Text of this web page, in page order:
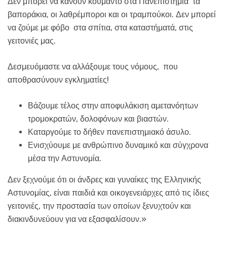
βαποράκια, οι λαθρέμποροι και οι τραμπούκοι. Δεν μπορεί
να ζούμε με φόβο στα σπίτια, στα καταστήματά, στις
γειτονιές μας.
Δεσμευόμαστε να αλλάξουμε τους νόμους, που
αποθρασύνουν εγκληματίες!
Βάζουμε τέλος στην αποφυλάκιση αμετανόητων
τρομοκρατών, δολοφόνων και βιαστών.
Καταργούμε το δήθεν πανεπιστημιακό άσυλο.
Ενισχύουμε με ανθρώπινο δυναμικό και σύγχρονα
μέσα την Αστυνομία.
Δεν ξεχνούμε ότι οι άνδρες και γυναίκες της Ελληνικής
Αστυνομίας, είναι παιδιά και οικογενειάρχες από τις ίδιες
γειτονιές, την προστασία των οποίων ξενυχτούν και
διακινδυνεύουν για να εξασφαλίσουν.»